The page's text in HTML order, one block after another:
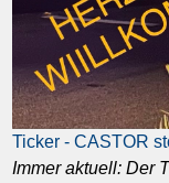
Ticker - CASTOR
Immer aktuell: Der